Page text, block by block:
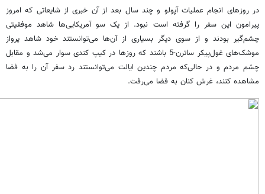
در روزهای انجام عملیات آپولو و چند سال بعد از آن خبری از شایعاتی که امروز
پیرامون این سفر را گرفته است نبود. از یک سو آمریکایی‌ها شاهد موفقیتی
چشم‌گیر بودند و از سوی دیگر بسیاری از آن‌ها می‌توانستند خود شاهد پرواز
موشک‌های غول‌پیکر ساترن-5 باشند که روزها در کیپ کندی سوار می‌شد و مقابل
چشم مردم و در حالی‌که مردم چندین ایالت می‌توانستند رد سفر آن را به فضا
مشاهده کنند، غرش کنان به فضا می‌رفت.